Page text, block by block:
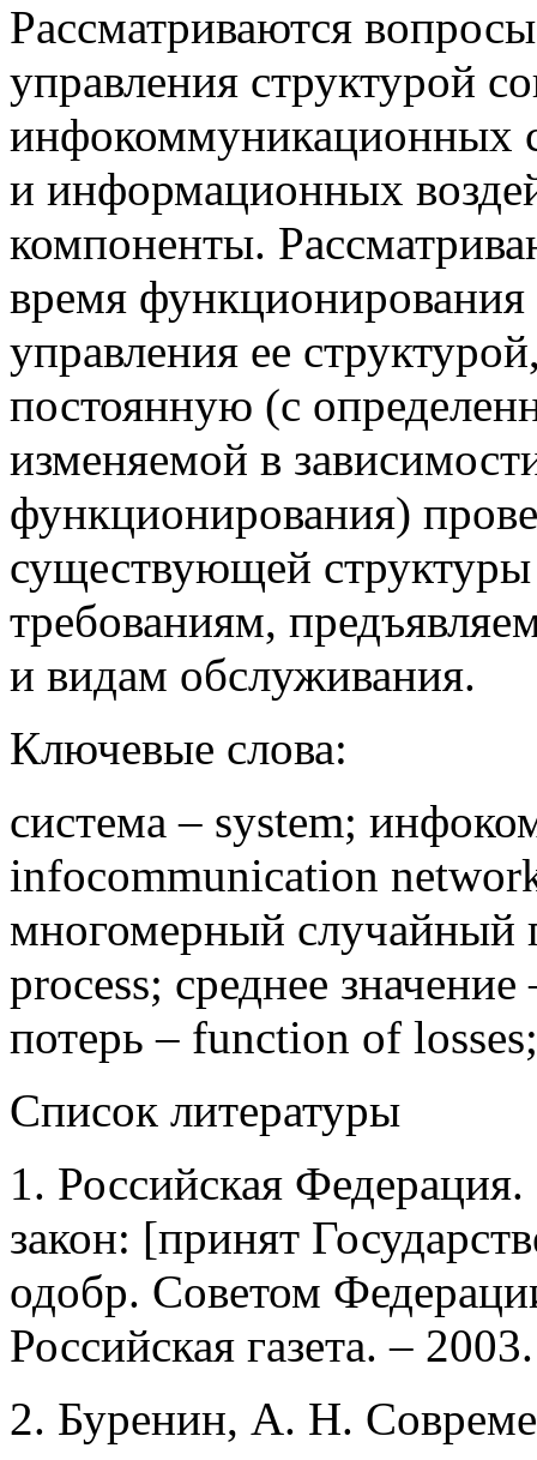
Рассматриваются
управления структурой
инфокоммуникационных
и информационных
компоненты.
время
управления ее
постоянную (с
изменяемой в
функционирования)
существующей
требованиям,
и видам обслуживания.
Ключевые слова:
система – system;
infocommunication
многомерный случайный
process; среднее
потерь – function of
Список литературы
1. Российская
закон: [принят
одобр. Советом
Российская газета. –
2. Буренин, А. Н.